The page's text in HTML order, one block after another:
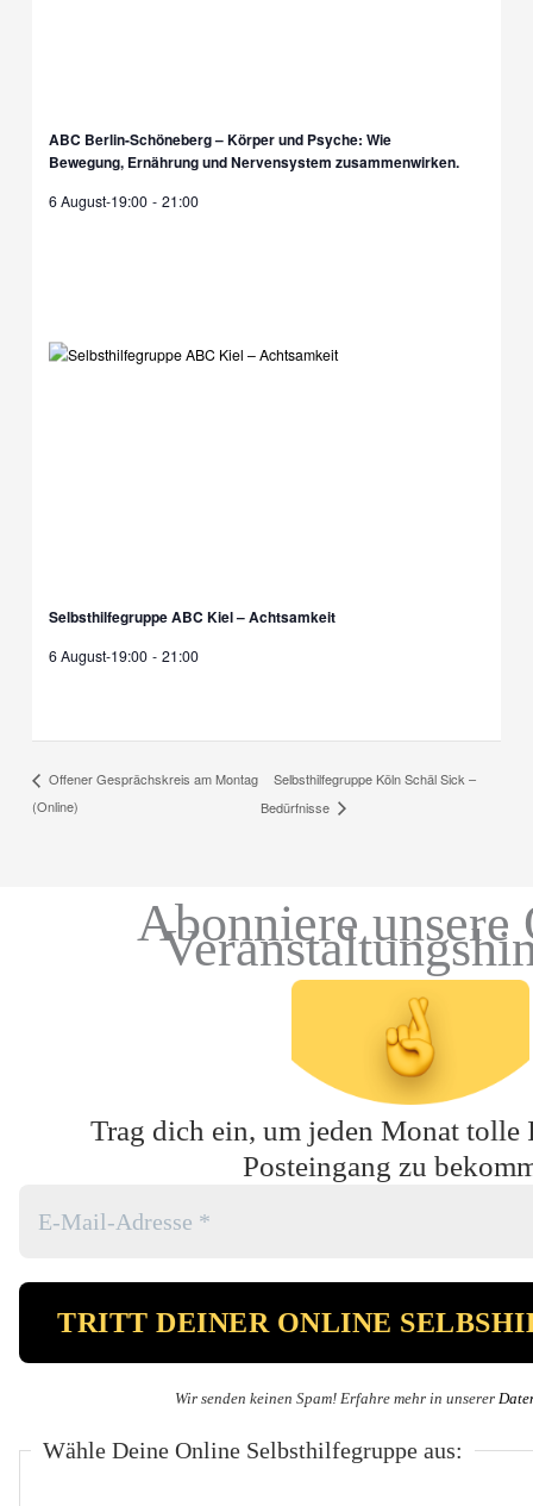
ABC Berlin-Schöneberg – Körper und Psyche: Wie
Bewegung, Ernährung und Nervensystem zusammenwirken.
6 August-19:00 - 21:00
Selbsthilfegruppe ABC Kiel – Achtsamkeit
6 August-19:00 - 21:00
Offener Gesprächskreis am Montag
(Online)
Selbsthilfegruppe Köln Schäl Sick –
Bedürfnisse
Abonniere unsere
Trag dich ein, um jeden Monat tolle
Posteingang zu
Wir senden keinen Spam! Erfahre mehr in unserer
Wähle Deine Online Selbsthilfegruppe aus: